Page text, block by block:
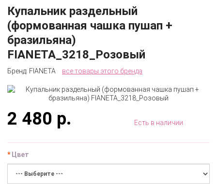
Купальник раздельный
(формованная чашка пушап +
бразильяна)
FIANETA_3218_Розовый
Бренд: FIANETA все товары этого бренда
2 480 р. Есть в наличии
Цвет